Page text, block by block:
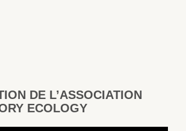
DE L’ASSOCIATION
ECOLOGY